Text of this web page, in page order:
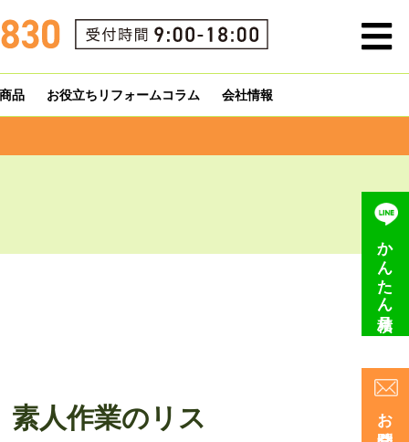
かんたん見積り
お問合せ
品 お役立ちリフォームコラム 会社情報
人作業のリス